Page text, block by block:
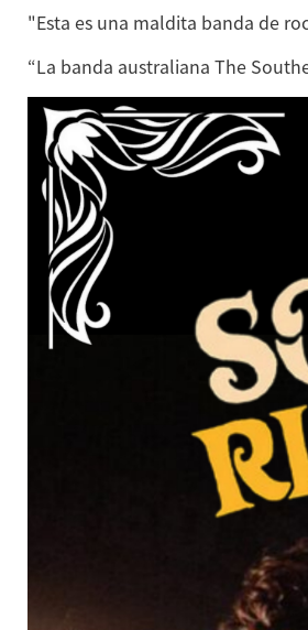
"Esta es una maldita banda de
“La banda australiana The